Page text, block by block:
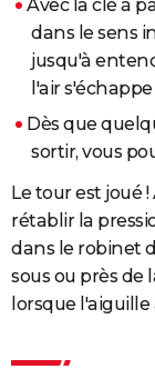
Avec la clé à
dans le sens
jusqu'à
l'air s'échappe
Dès que
sortir, vous
Le tour est joué
rétablir la
dans le robinet
sous ou près de
lorsque l'aiguille